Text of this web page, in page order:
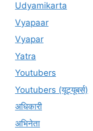
Udyamikarta
Vyapaar
Vyapar
Yatra
Youtubers
Youtubers (यूट्यूबर्स)
अधिकारी
अभिनेता